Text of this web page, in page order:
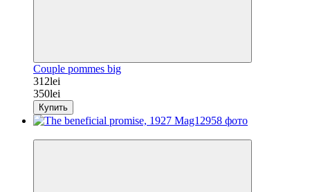
Couple pommes big
312lei
350lei
Купить